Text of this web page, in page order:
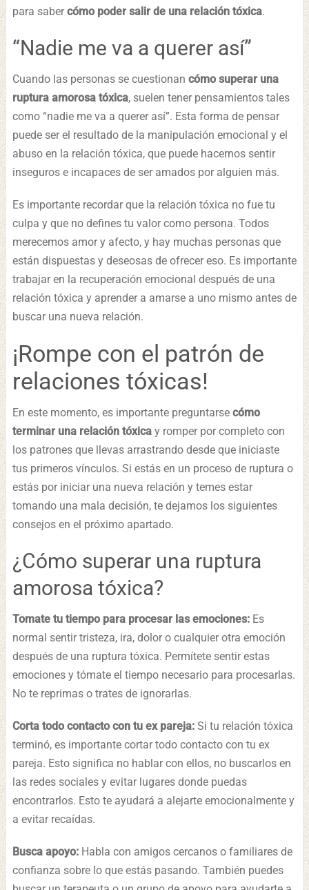
para sabercómo poder salir de una relación tóxica.
“Nadie me va a querer así”
Cuando las personas se cuestionan cómo superar una
ruptura amorosa tóxica, suelen tener pensamientos tales
como “nadie me va a querer así”. Esta forma de pensar
puede ser el resultado de la manipulación emocional y el
abuso en la relación tóxica, que puede hacernos sentir
inseguros e incapaces de ser amados por alguien más.
Es importante recordar que la relación tóxica no fue tu
culpa y que no defines tu valor como persona. Todos
merecemos amor y afecto, y hay muchas personas que
están dispuestas y deseosas de ofrecer eso. Es importante
trabajar en la recuperación emocional después de una
relación tóxica y aprender a amarse a uno mismo antes de
buscar una nueva relación.
¡Rompe con el patrón de
relaciones tóxicas!
En este momento, es importante preguntarse cómo
terminar una relación tóxicay romper por completo con
los patrones que llevas arrastrando desde que iniciaste
tus primeros vínculos. Si estás en un proceso de ruptura o
estás por iniciar una nueva relación y temes estar
tomando una mala decisión, te dejamos los siguientes
consejos en el próximo apartado.
¿Cómo superar una ruptura
amorosa tóxica?
Tomate tu tiempo para procesar las emociones:Es
normal sentir tristeza, ira, dolor o cualquier otra emoción
después de una ruptura tóxica. Permítete sentir estas
emociones y tómate el tiempo necesario para procesarlas.
No te reprimas o trates de ignorarlas.
Corta todo contacto con tu ex pareja: Si tu relación tóxica
terminó, es importante cortar todo contacto con tu ex
pareja. Esto significa no hablar con ellos, no buscarlos en
las redes sociales y evitar lugares donde puedas
encontrarlos. Esto te ayudará a alejarte emocionalmente y
a evitar recaídas.
Busca apoyo:Habla con amigos cercanos o familiares de
confianza sobre lo que estás pasando. También puedes